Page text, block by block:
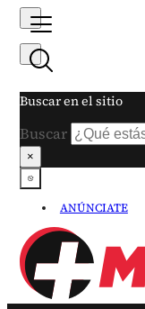
Buscar en el sitio
Buscar
×
ANÚNCIATE